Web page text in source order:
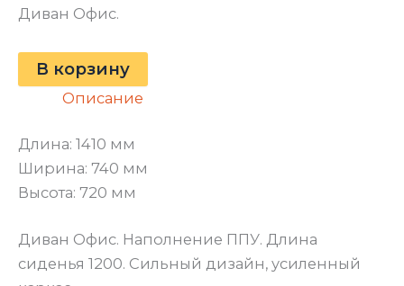
Диван Офис.
В корзину
Описание
Длина: 1410 мм
Ширина: 740 мм
Высота: 720 мм
Диван Офис. Наполнение ППУ. Длина
сиденья 1200. Сильный дизайн, усиленный